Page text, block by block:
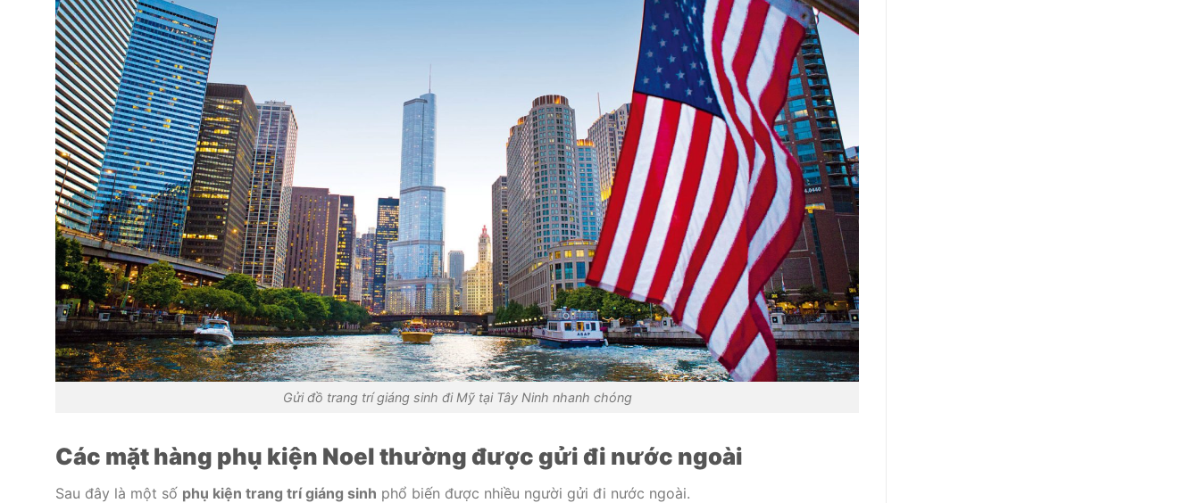
Gửi đồ trang trí giáng sinh đi Mỹ tại Tây Ninh nhanh chóng
Các mặt hàng phụ kiện Noel thường được gửi đi nước ngoài
Sau đây là một số phụ kiện trang trí giáng sinh phổ biến được nhiều người gửi đi nước ngoài.